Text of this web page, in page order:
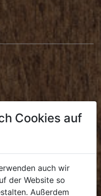
Cookies auf
auch wir
der Website so
Außerdem